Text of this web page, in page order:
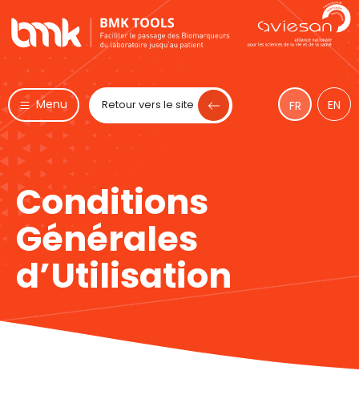
Menu Retour vers le site FR EN
Conditions
Générales
d’Utilisation